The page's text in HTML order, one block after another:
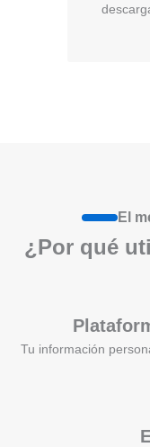
El
¿Por qué
Tu información